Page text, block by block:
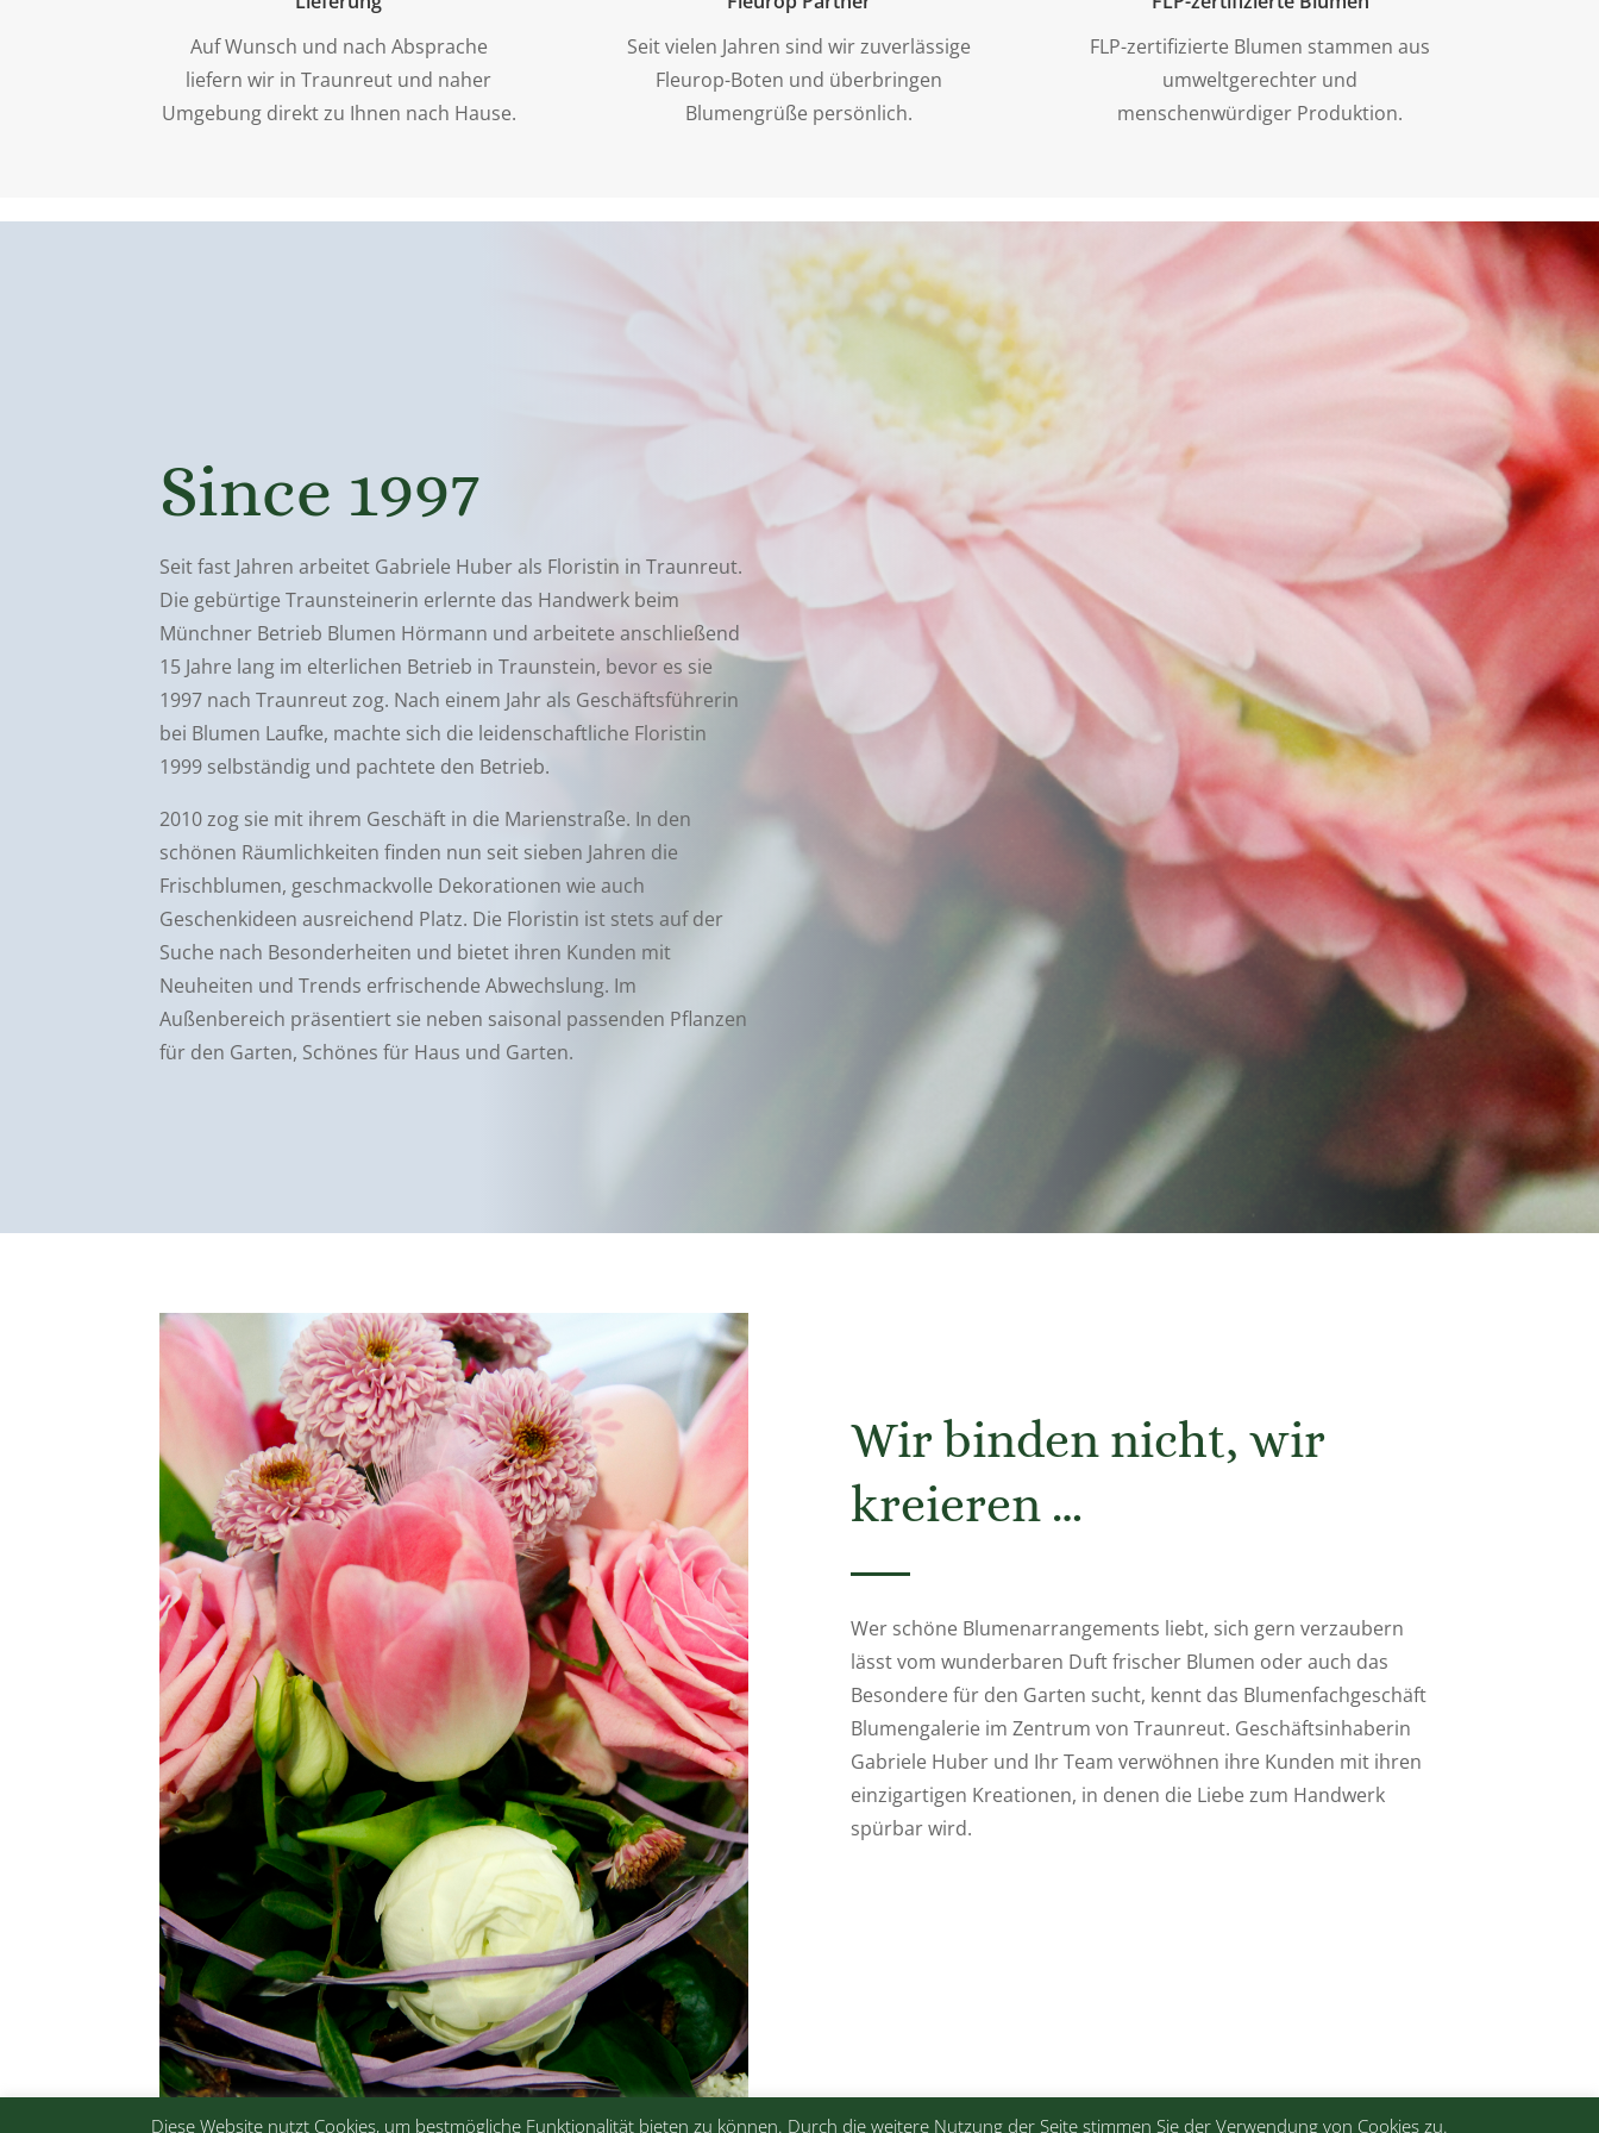
Auf Wunsch und nach Absprache
liefern wir in Traunreut und naher
Umgebung direkt zu Ihnen nach Hause.
Seit vielen Jahren sind wir zuverlässige
Fleurop-Boten und überbringen
Blumengrüße persönlich.
FLP-zertifizierte Blumen stammen aus
umweltgerechter und
menschenwürdiger Produktion.
Since 1997
Seit fast Jahren arbeitet Gabriele Huber als Floristin in Traunreut.
Die gebürtige Traunsteinerin erlernte das Handwerk beim
Münchner Betrieb Blumen Hörmann und arbeitete anschließend
15 Jahre lang im elterlichen Betrieb in Traunstein, bevor es sie
1997 nach Traunreut zog. Nach einem Jahr als Geschäftsführerin
bei Blumen Laufke, machte sich die leidenschaftliche Floristin
1999 selbständig und pachtete den Betrieb.
2010 zog sie mit ihrem Geschäft in die Marienstraße. In den
schönen Räumlichkeiten finden nun seit sieben Jahren die
Frischblumen, geschmackvolle Dekorationen wie auch
Geschenkideen ausreichend Platz. Die Floristin ist stets auf der
Suche nach Besonderheiten und bietet ihren Kunden mit
Neuheiten und Trends erfrischende Abwechslung. Im
Außenbereich präsentiert sie neben saisonal passenden Pflanzen
für den Garten, Schönes für Haus und Garten.
Wir binden nicht, wir
kreieren …
Wer schöne Blumenarrangements liebt, sich gern verzaubern
lässt vom wunderbaren Duft frischer Blumen oder auch das
Besondere für den Garten sucht, kennt das Blumenfachgeschäft
Blumengalerie im Zentrum von Traunreut. Geschäftsinhaberin
Gabriele Huber und Ihr Team verwöhnen ihre Kunden mit ihren
einzigartigen Kreationen, in denen die Liebe zum Handwerk
spürbar wird.
Diese Website nutzt Cookies, um bestmögliche Funktionalität bieten zu können. Durch die weitere Nutzung der Seite stimmen Sie der Verwendung von Cookies zu.